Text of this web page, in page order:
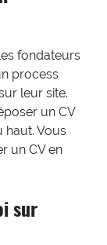
fondateurs
process
leur site.
un CV
haut. Vous
un CV en
sur